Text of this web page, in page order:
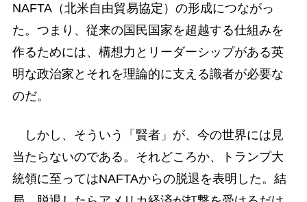
NAFTA（北米自由貿易協定）の形成につながっ
た。つまり、従来の国民国家を超越する仕組みを
作るためには、構想力とリーダーシップがある英
明な政治家とそれを理論的に支える識者が必要な
のだ。
しかし、そういう「賢者」が、今の世界には見
当たらないのである。それどころか、トランプ大
統領に至ってはNAFTAからの脱退を表明した。結